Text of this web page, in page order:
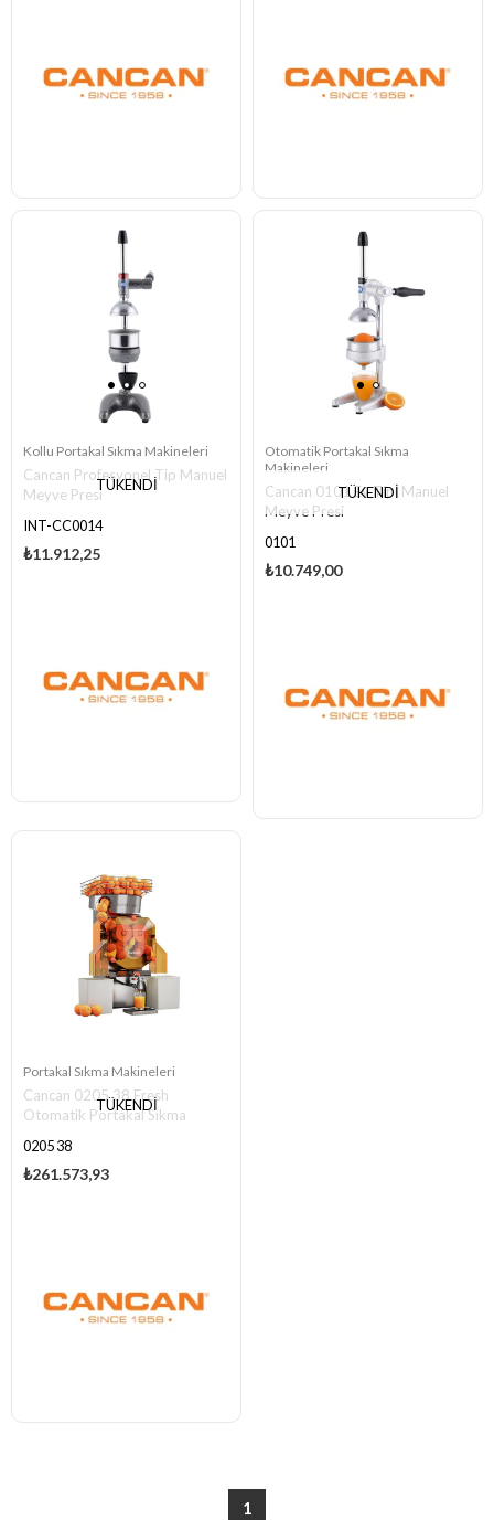
TÜKENDI
Kollu Portakal Sıkma Makineleri
Cancan Profesyonel Tip Manuel
Meyve Presi
INT-CC0014
₺11.912,25
TÜKENDI
Otomatik Portakal Sıkma
Makineleri
Cancan 0101 Ev Tipi Manuel
Meyve Presi
0101
₺10.749,00
TÜKENDI
Portakal Sıkma Makineleri
Cancan 0205 38 Fresh
Otomatik Portakal Sıkma
0205 38
₺261.573,93
1